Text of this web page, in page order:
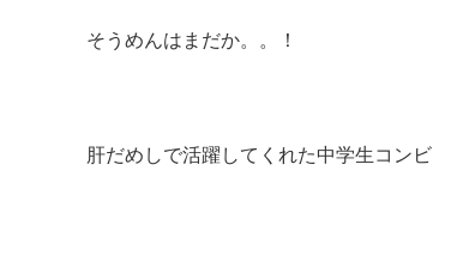
そうめんはまだか。。！
肝だめしで活躍してくれた中学生コンビ